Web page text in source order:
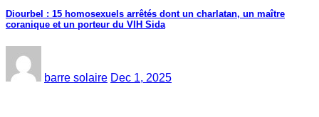
Diourbel : 15 homosexuels arrêtés dont un charlatan, un maître
coranique et un porteur du VIH Sida
barre solaire Dec 1, 2025